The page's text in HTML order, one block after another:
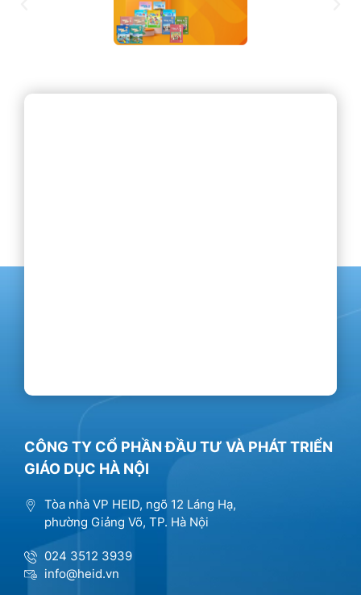
CÔNG TY CỔ PHẦN ĐẦU TƯ VÀ PHÁT TRIỂN
GIÁO DỤC HÀ NỘI
Tòa nhà VP HEID, ngõ 12 Láng Hạ,
phường Giảng Võ, TP. Hà Nội
024 3512 3939
info@heid.vn